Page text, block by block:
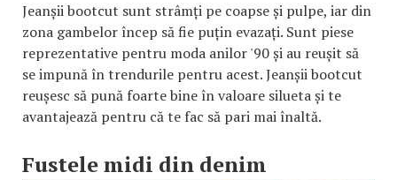
Jeanșii bootcut sunt strâmți pe coapse și pulpe, iar din
zona gambelor încep să fie puțin evazați. Sunt piese
reprezentative pentru moda anilor '90 și au reușit să
se impună în trendurile pentru acest. Jeanșii bootcut
reușesc să pună foarte bine în valoare silueta și te
avantajează pentru că te fac să pari mai înaltă.
Fustele midi din denim